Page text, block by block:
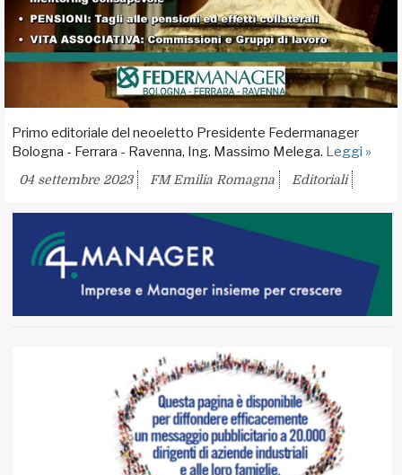
Primo editoriale del neoeletto Presidente Federmanager
Bologna - Ferrara - Ravenna, Ing. Massimo Melega. Leggi »
04 settembre 2023 FM Emilia Romagna Editoriali